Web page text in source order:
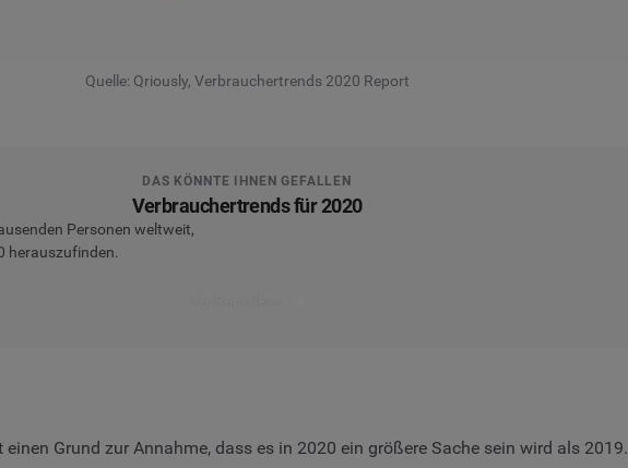
Quelle: Qriously, Verbrauchertrends 2020 Report
DAS KÖNNTE IHNEN GEFALLEN
Verbrauchertrends für 2020
Personen weltweit,
herauszufinden.
Grund zur Annahme, dass es in 2020 ein größere Sache sein wird als 2019.